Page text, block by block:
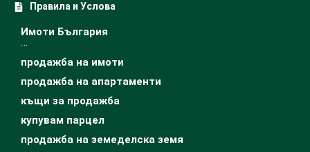
Правила и Услова
Имоти България
…
продажба на имоти
продажба на апартаменти
къщи за продажба
купувам парцел
продажба на земеделска земя